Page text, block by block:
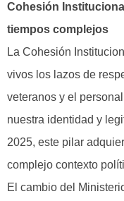
Cohesión
tiempos complejos
La Cohesión
vivos los lazos de
veteranos y el
nuestra identidad y
2025, este pilar
complejo contexto
El cambio del